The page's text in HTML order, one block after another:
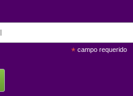
* campo requerido